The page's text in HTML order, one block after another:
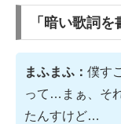
「暗い歌詞を
まふまふ： 僕す
って…まぁ、そ
たんすけど…